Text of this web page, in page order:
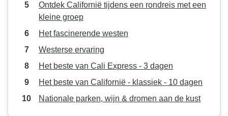
Ontdek Californië tijdens een rondreis met een
kleine groep
Het fascinerende westen
Westerse ervaring
Het beste van Cali Express - 3 dagen
Het beste van Californië - klassiek - 10 dagen
Nationale parken, wijn & dromen aan de kust